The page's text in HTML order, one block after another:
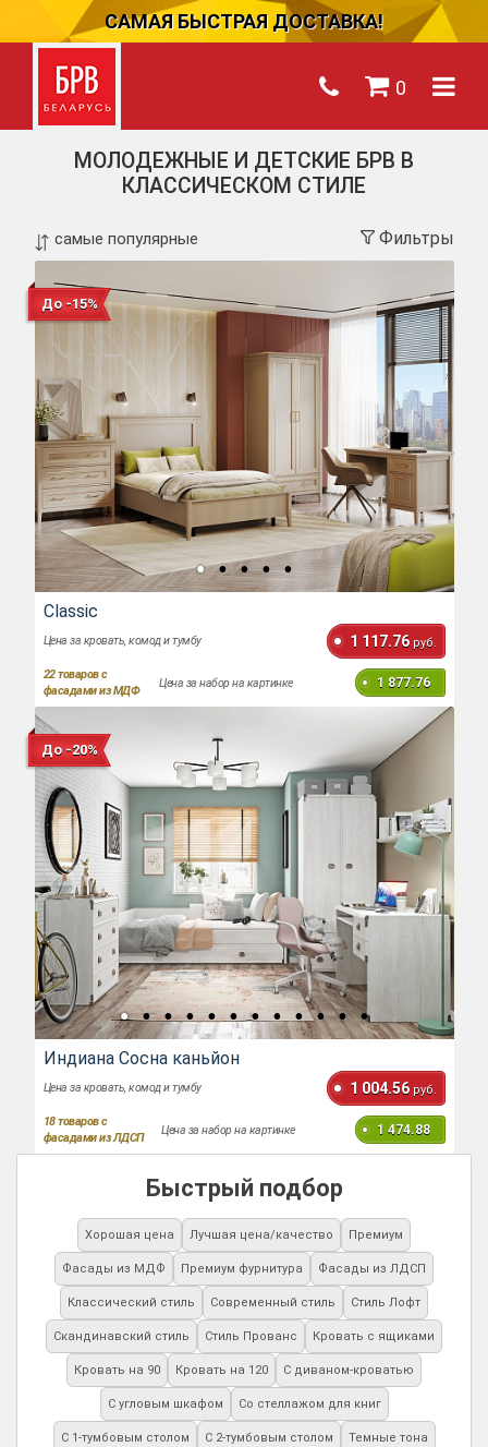
САМАЯ БЫСТРАЯ ДОСТАВКА!
0
МОЛОДЕЖНЫЕ И ДЕТСКИЕ БРВ В
КЛАССИЧЕСКОМ СТИЛЕ
Фильтры
До -15%
Classic
Цена за кровать, комод и тумбу 1 117.76 руб.
22товаров с
фасадами из МДФ
Цена за набор на картинке 1 877.76
До -20%
Индиана Сосна каньйон
Цена за кровать, комод и тумбу 1 004.56 руб.
18товаров с
фасадами из ЛДСП
Цена за набор на картинке 1 474.88
Быстрый подбор
Хорошая цена Лучшая цена/качество Премиум
Фасады из МДФ Премиум фурнитура Фасады из ЛДСП
Классический стиль Современный стиль Стиль Лофт
Скандинавский стиль Стиль Прованс Кровать с ящиками
Кровать на 90 Кровать на 120 С диваном-кроватью
С угловым шкафом Со стеллажом для книг
С 1-тумбовым столом С 2-тумбовым столом Темные тона